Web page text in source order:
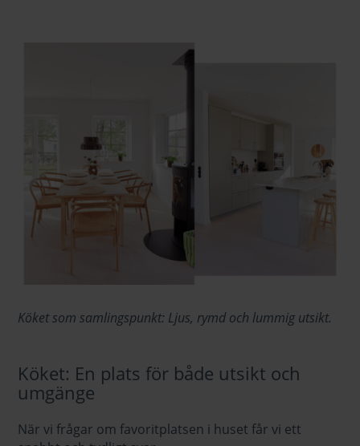
Köket som samlingspunkt: Ljus, rymd och lummig utsikt.
Köket: En plats för både utsikt och
umgänge
När vi frågar om favoritplatsen i huset får vi ett